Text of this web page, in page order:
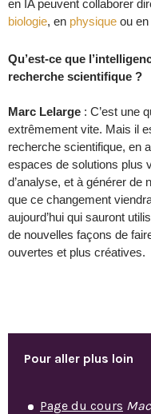
en IA peuvent collaborer
biologie, en physique ou en
Qu’est-ce que
recherche scientifique ?
Marc Lelarge : C’est une
extrêmement vite. Mais il
recherche scientifique, en
espaces de solutions plus
d’analyse, et à générer de
que ce changement
aujourd’hui qui sauront
de nouvelles façons de
ouvertes et plus créatives.
Pour aller plus loin
Page du cours